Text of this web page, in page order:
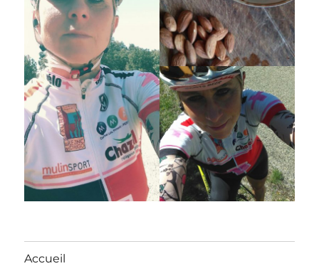
Accueil